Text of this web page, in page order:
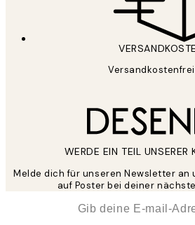
WERDE EIN TEIL UNSERER
Melde dich für unseren Newsletter an
auf Poster bei deiner